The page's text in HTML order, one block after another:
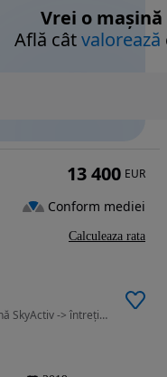
Vrei o mașină
Află câtvalorează
1998 cm3 • 121 CP • Mazda CX-3 2.0 benzină SkyActiv -> întreținută exemplar
13 400 EUR
Conform mediei
Calculeaza rata